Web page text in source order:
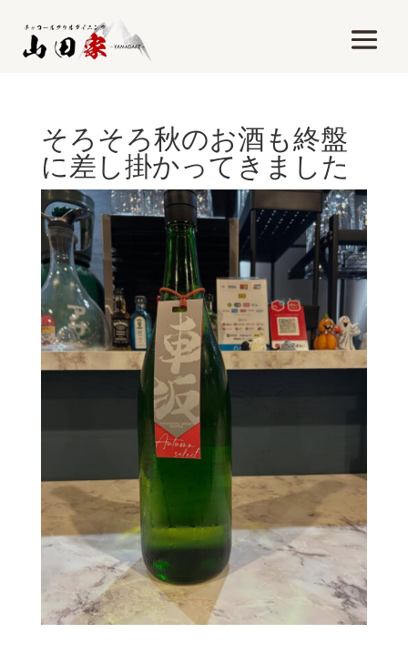
そろそろ秋のお酒も終盤
に差し掛かってきました